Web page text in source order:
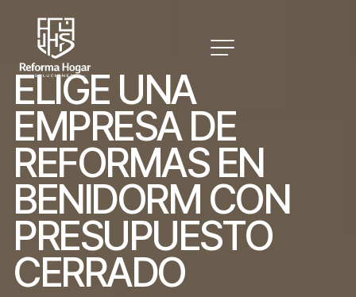
ELIGE UNA
EMPRESA DE
REFORMAS EN
BENIDORM CON
PRESUPUESTO
CERRADO